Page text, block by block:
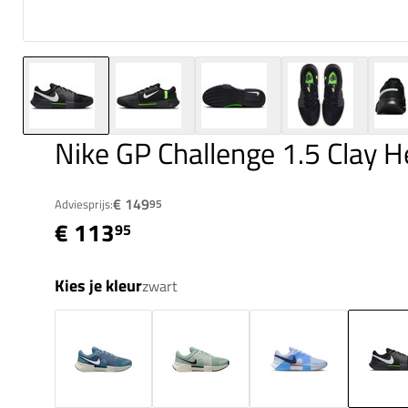
Nike GP Challenge 1.5 Clay
Adviesprijs:€ 14995
€ 11395
Kies je kleurzwart